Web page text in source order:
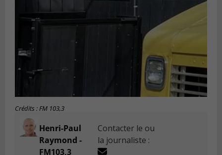
Crédits : FM 103,3
Henri-Paul
Raymond -
FM103,3
Contacter le ou
la journaliste :